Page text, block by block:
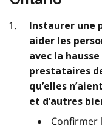
Instaurer une
aider les
avec la
prestataires
qu’elles
et d’autres
Confirmer